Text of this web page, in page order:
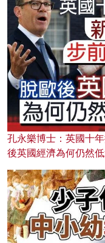
孔永樂博士：英國十
後英國經濟為何仍然低